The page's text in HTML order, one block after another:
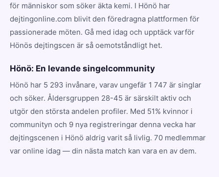
för människor som söker äkta kemi. I Hönö har
dejtingonline.com blivit den föredragna plattformen för
passionerade möten. Gå med idag och upptäck varför
Hönös dejtingscen är så oemotståndligt het.
Hönö: En levande singelcommunity
Hönö har 5 293 invånare, varav ungefär 1 747 är singlar
och söker. Åldersgruppen 28-45 är särskilt aktiv och
utgör den största andelen profiler. Med 51% kvinnor i
communityn och 9 nya registreringar denna vecka har
dejtingscenen i Hönö aldrig varit så livlig. 70 medlemmar
var online idag — din nästa match kan vara en av dem.